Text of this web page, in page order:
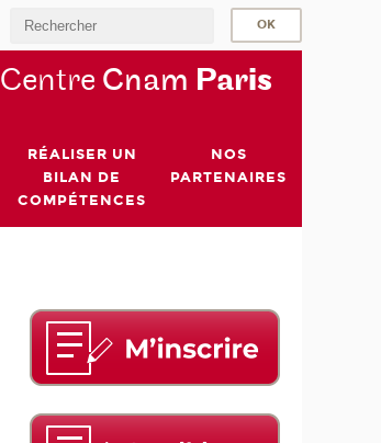
Centre Cnam Paris
RÉALISER UN
BILAN DE
COMPÉTENCES
NOS
PARTENAIRES